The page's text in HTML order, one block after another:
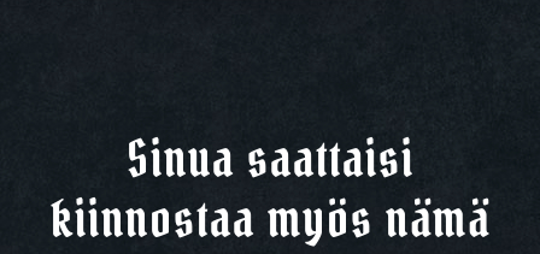
Sinua saattaisi
kiinnostaa myös nämä